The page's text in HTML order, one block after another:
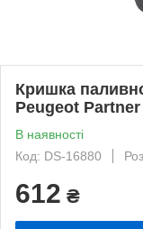
Кришка
Peugeot Partner
В наявності
Код: DS-16880
612 ₴